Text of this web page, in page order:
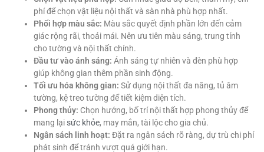
phí để chọn vật liệu nội thất và sàn nhà phù hợp nhất.
Phối hợp màu sắc: Màu sắc quyết định phần lớn đến cảm
giác rộng rãi, thoải mái. Nên ưu tiên màu sáng, trung tính
cho tường và nội thất chính.
Đầu tư vào ánh sáng: Ánh sáng tự nhiên và đèn phù hợp
giúp không gian thêm phần sinh động.
Tối ưu hóa không gian: Sử dụng nội thất đa năng, tủ âm
tường, kệ treo tường để tiết kiệm diện tích.
Phong thủy: Chọn hướng, bố trí nội thất hợp phong thủy để
mang lại sức khỏe, may mắn, tài lộc cho gia chủ.
Ngân sách linh hoạt: Đặt ra ngân sách rõ ràng, dự trù chi phí
phát sinh để tránh vượt quá giới hạn.